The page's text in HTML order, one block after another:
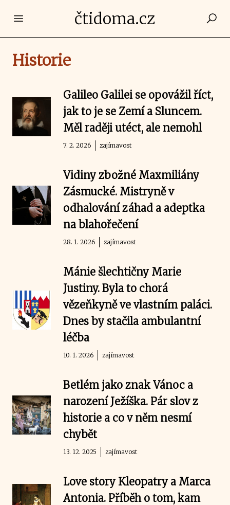
Open main menučtidoma.cz
Historie
Galileo Galilei se opovážil říct,
jak to je se Zemí a Sluncem.
Měl raději utéct, ale nemohl
7. 2. 2026 zajímavost
Vidiny zbožné Maxmiliány
Zásmucké. Mistryně v
odhalování záhad a adeptka
na blahořečení
28. 1. 2026 zajímavost
Mánie šlechtičny Marie
Justiny. Byla to chorá
vězeňkyně ve vlastním paláci.
Dnes by stačila ambulantní
léčba
10. 1. 2026 zajímavost
Betlém jako znak Vánoc a
narození Ježíška. Pár slov z
historie a co v něm nesmí
chybět
13. 12. 2025 zajímavost
Love story Kleopatry a Marca
Antonia. Příběh o tom, kam